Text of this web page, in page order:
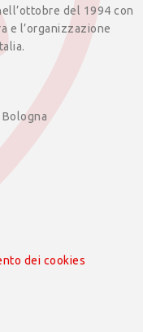
del 1994 con
e l’organizzazione
dei cookies